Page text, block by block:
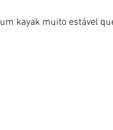
kayak muito estável